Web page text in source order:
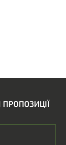
ПРОПОЗИЦІЇ